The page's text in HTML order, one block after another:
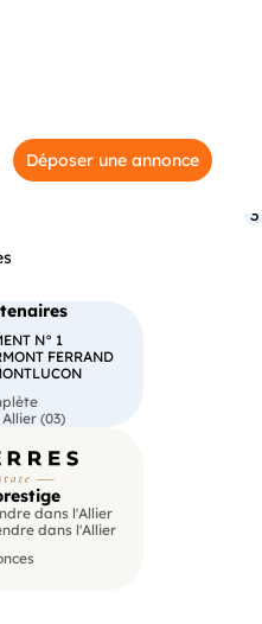
Déposer une annonce
3
N° 1
FERRAND
(03)
dans l'Allier
dans l'Allier